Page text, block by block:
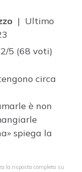
| Ultimo
5 (68 voti)
circa
è non
spiega la
la risposta completa su